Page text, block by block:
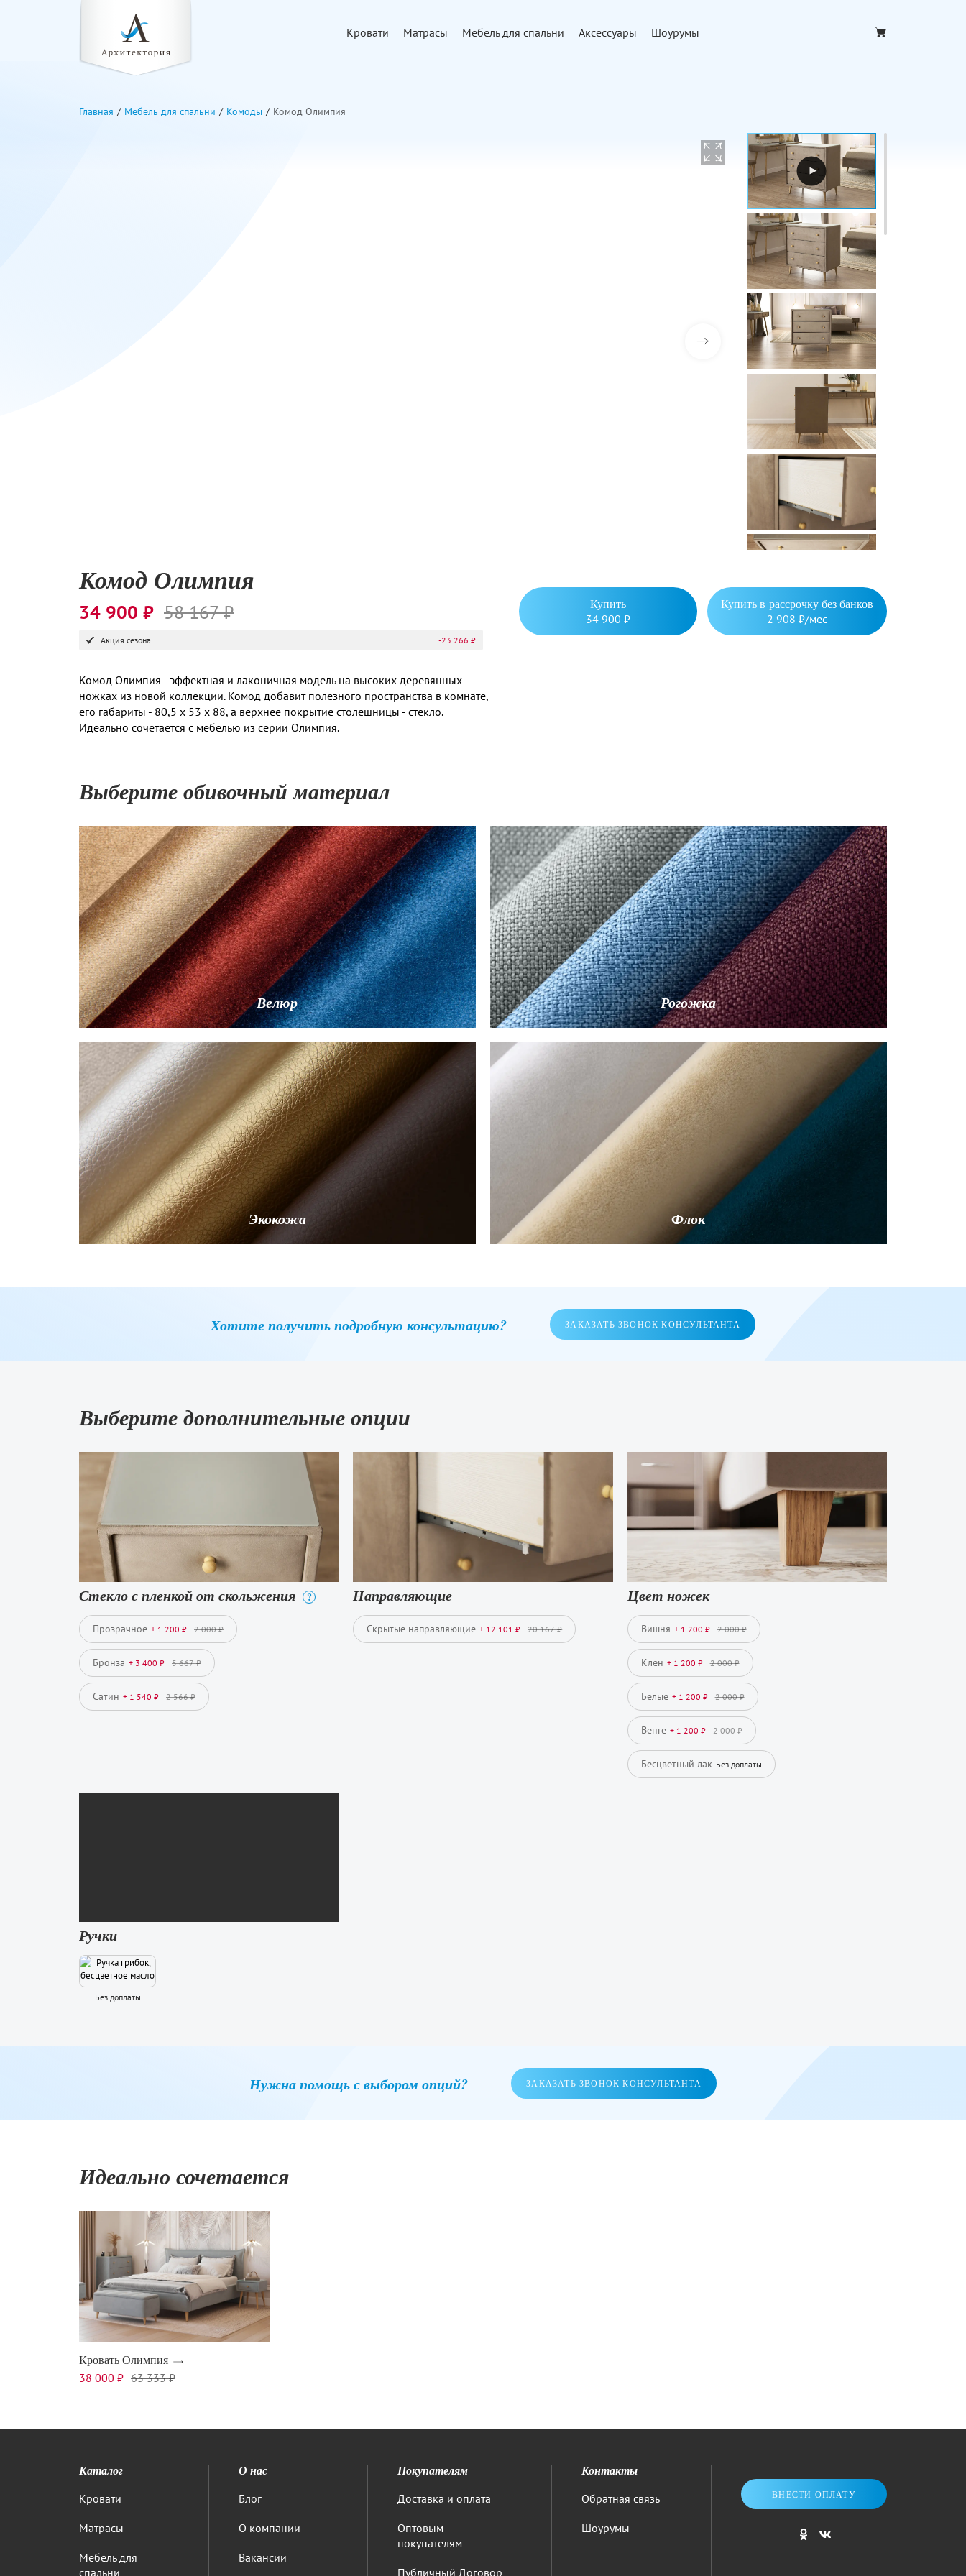
Кровати Матрасы Мебель для спальни Аксессуары Шоурумы
Главная Мебель для спальни Комоды Комод Олимпия
Комод Олимпия
34 900 ₽ 58 167 ₽
Акция сезона -23 266 ₽
Купить
34 900 ₽
Купить в рассрочку без банков
2 908 ₽/мес
Комод Олимпия - эффектная и лаконичная модель на высоких деревянных
ножках из новой коллекции. Комод добавит полезного пространства в комнате,
его габариты - 80,5 х 53 х 88, а верхнее покрытие столешницы - стекло.
Идеально сочетается с мебелью из серии Олимпия.
Выберите обивочный материал
Велюр Рогожка
Экокожа Флок
Хотите получить подробную консультацию? ЗАКАЗАТЬ ЗВОНОК КОНСУЛЬТАНТА
Выберите дополнительные опции
Стекло с пленкой от скольжения ?
Прозрачное + 1 200 ₽ 2 000 ₽
Бронза + 3 400 ₽ 5 667 ₽
Сатин + 1 540 ₽ 2 566 ₽
Направляющие
Скрытые направляющие + 12 101 ₽ 20 167 ₽
Цвет ножек
Вишня + 1 200 ₽ 2 000 ₽
Клен + 1 200 ₽ 2 000 ₽
Белые + 1 200 ₽ 2 000 ₽
Венге + 1 200 ₽ 2 000 ₽
Бесцветный лак Без доплаты
Ручки
Без доплаты
Нужна помощь с выбором опций? ЗАКАЗАТЬ ЗВОНОК КОНСУЛЬТАНТА
Идеально сочетается
Кровать Олимпия
38 000 ₽ 63 333 ₽
Каталог
Кровати
Матрасы
Мебель для
спальни
О нас
Блог
О компании
Вакансии
Покупателям
Доставка и оплата
Оптовым
покупателям
Публичный Договор
Контакты
Обратная связь
Шоурумы
ВНЕСТИ ОПЛАТУ